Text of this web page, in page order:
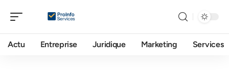
Actu Entreprise Juridique Marketing Services